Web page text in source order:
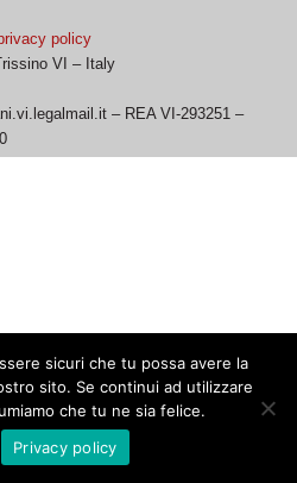
policy
VI – Italy
– REA VI-293251 –
sicuri che tu possa avere la
sito. Se continui ad utilizzare
che tu ne sia felice.
Privacy policy